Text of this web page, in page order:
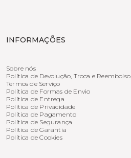
INFORMAÇÕES
Sobre nós
Política de Devolução, Troca e Reembolso
Termos de Serviço
Política de Formas de Envio
Política de Entrega
Política de Privacidade
Política de Pagamento
Política de Segurança
Política de Garantia
Política de Cookies